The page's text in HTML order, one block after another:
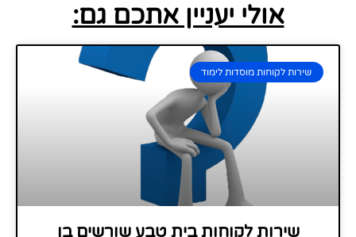
אולי יעניין אתכם גם:
שירות לקוחות מוסדות לימוד
שירות לקוחות בית טבע שורשים בן